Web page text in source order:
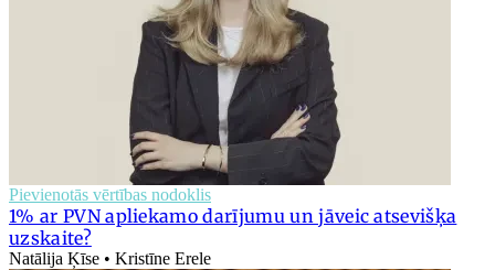
Pievienotās vērtības nodoklis
1% ar PVN apliekamo darījumu un jāveic atsevišķa
uzskaite?
Natālija Ķīse • Kristīne Erele